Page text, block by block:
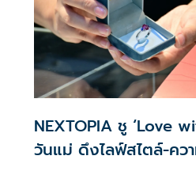
NEXTOPIA ชู ‘Love
วันแม่ ดึงไลฟ์สไตล์-คว